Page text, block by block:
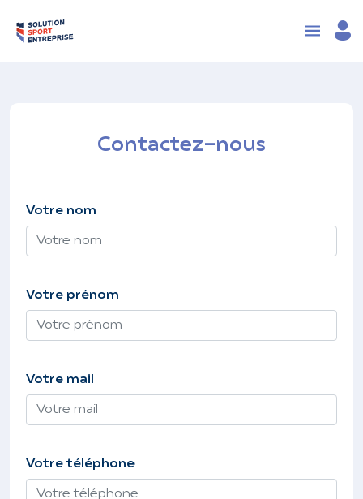
Contactez-nous
Votre nom
Votre prénom
Votre mail
Votre téléphone